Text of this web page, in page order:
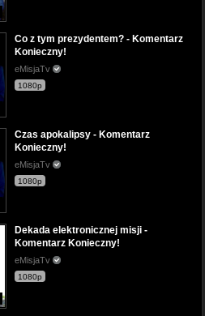
Co z tym prezydentem? - Komentarz
Konieczny!
eMisjaTv
1080p
Czas apokalipsy - Komentarz
Konieczny!
eMisjaTv
1080p
Dekada elektronicznej misji -
Komentarz Konieczny!
eMisjaTv
1080p